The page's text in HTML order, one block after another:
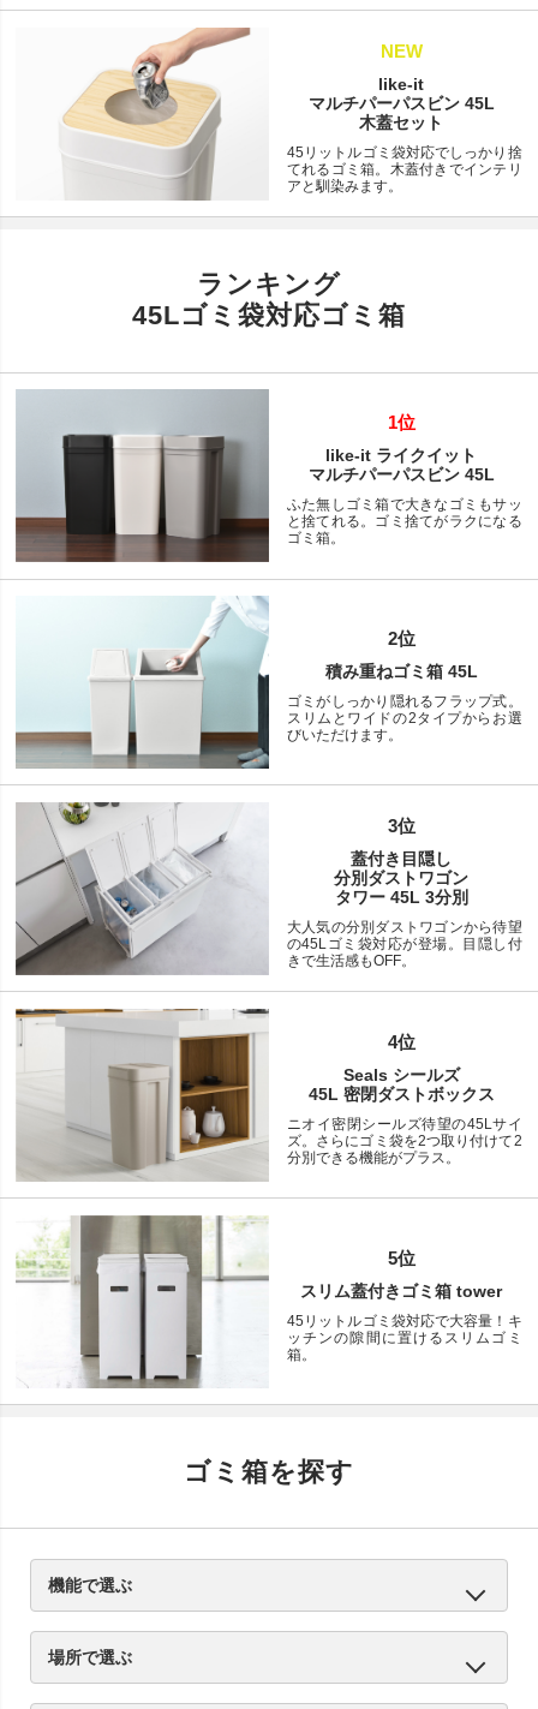
NEW
like-it
マルチパーパスビン 45L
木蓋セット
45リットルゴミ袋対応でしっかり捨
てれるゴミ箱。木蓋付きでインテリ
アと馴染みます。
ランキング
45Lゴミ袋対応ゴミ箱
1位
like-it ライクイット
マルチパーパスビン 45L
ふた無しゴミ箱で大きなゴミもサッ
と捨てれる。ゴミ捨てがラクになる
ゴミ箱。
2位
積み重ねゴミ箱 45L
ゴミがしっかり隠れるフラップ式。
スリムとワイドの2タイプからお選
びいただけます。
3位
蓋付き目隠し
分別ダストワゴン
タワー 45L 3分別
大人気の分別ダストワゴンから待望
の45Lゴミ袋対応が登場。目隠し付
きで生活感もOFF。
4位
Seals シールズ
45L 密閉ダストボックス
ニオイ密閉シールズ待望の45Lサイ
ズ。さらにゴミ袋を2つ取り付けて2
分別できる機能がプラス。
5位
スリム蓋付きゴミ箱 tower
45リットルゴミ袋対応で大容量！キ
ッチンの隙間に置けるスリムゴミ
箱。
ゴミ箱を探す
機能で選ぶ
場所で選ぶ